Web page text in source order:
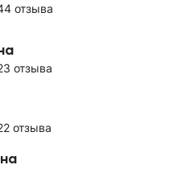
отзыва
отзыва
отзыва